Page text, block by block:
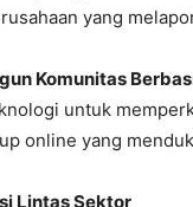
yang
Komunitas
untuk
online yang
Lintas Sektor